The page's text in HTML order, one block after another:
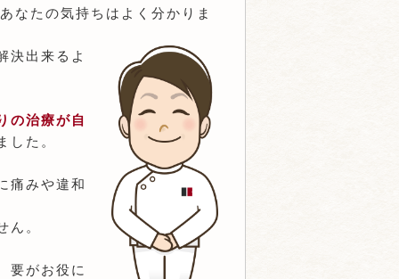
なたの気持ちはよく分かりま
決出来るよ
の治療が自
した。
痛みや違和
ん。
要がお役に